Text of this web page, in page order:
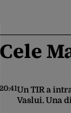
Cele
20:41Un TIR a
Vaslui. Una